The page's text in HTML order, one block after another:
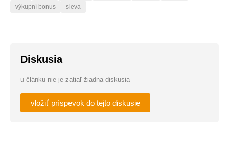
výkupní bonus
sleva
Diskusia
u článku nie je zatiaľ žiadna diskusia
vložiť príspevok do tejto diskusie